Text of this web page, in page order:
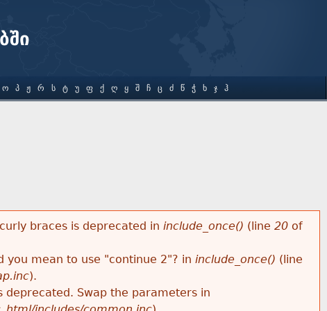
braces is deprecated in include_once() (line 20of
mean to use "continue 2"? in include_once() (line
).
deprecated. Swap the parameters in
Ო Პ Ჟ Რ Ს Ტ Უ Ფ Ქ Ღ Ყ Შ Ჩ Ც Ძ Წ Ჭ Ხ Ჯ Ჰ